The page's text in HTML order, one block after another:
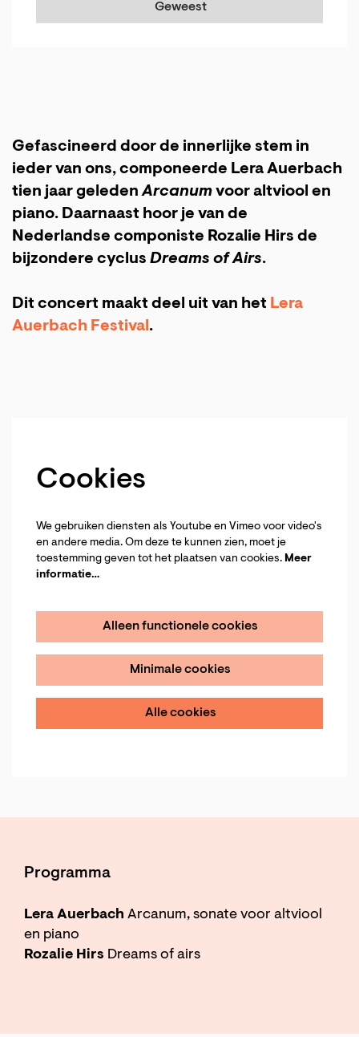
Geweest
Gefascineerd door de innerlijke stem in
ieder van ons, componeerde Lera Auerbach
tien jaar geledenArcanum voor altviool en
piano. Daarnaast hoor je van de
Nederlandse componiste Rozalie Hirs de
bijzondere cyclus Dreams of Airs.
Dit concert maakt deel uit van het Lera
Auerbach Festival.
Cookies
We gebruiken diensten als Youtube en Vimeo voor video's
en andere media. Om deze te kunnen zien, moet je
toestemming geven tot het plaatsen van cookies. Meer
informatie…
Alleen functionele cookies
Minimale cookies
Alle cookies
Programma
Lera Auerbach Arcanum, sonate voor altviool
en piano
Rozalie Hirs Dreams of airs